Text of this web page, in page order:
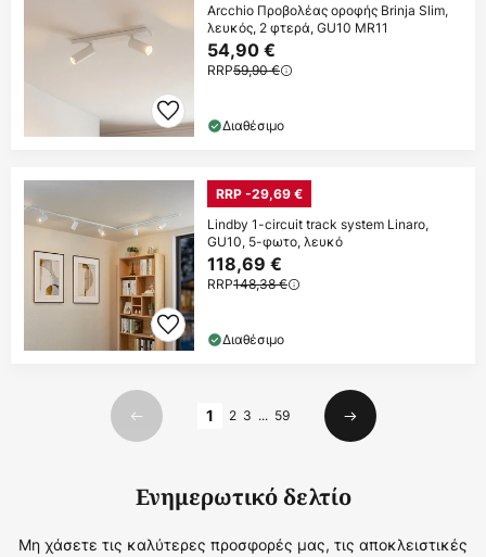
Arcchio Προβολέας οροφής Brinja Slim,
λευκός, 2 φτερά, GU10 MR11
54,90 €
RRP59,90 €
Διαθέσιμο
RRP -29,69 €
Lindby 1-circuit track system Linaro,
GU10, 5-φωτο, λευκό
118,69 €
RRP148,38 €
Διαθέσιμο
Προηγούμενο
1 2 3 ... 59
Επόμενο
Ενημερωτικό δελτίο
Μη χάσετε τις καλύτερες προσφορές μας, τις αποκλειστικές